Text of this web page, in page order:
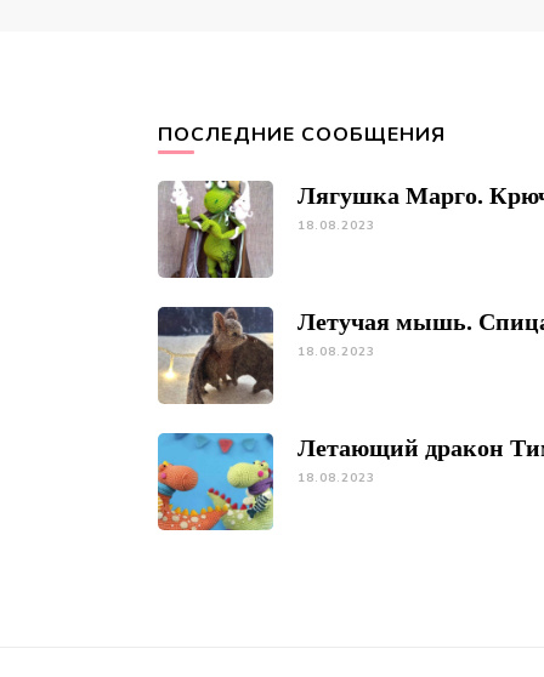
ПОСЛЕДНИЕ СООБЩЕНИЯ
Лягушка Марго.
18.08.2023
Летучая мышь.
18.08.2023
Летающий дракон
18.08.2023